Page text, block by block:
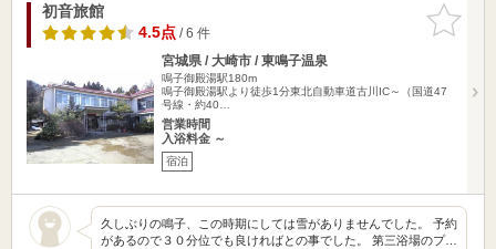
お気に入
りに追加
初音旅館
4.5点/ 6 件
宮城県 / 大崎市 / 東鳴子温泉
鳴子御殿湯駅180m
鳴子御殿湯駅より徒歩1分東北自動車道古川IC～（国道47
号線・約40…
営業時間
入浴料金 ～
宿泊
久しぶりの鳴子、この時期にしては雪がありませんでした。 予約
があるので３０分位でも良ければとの事でした。 第三浴場のプ…